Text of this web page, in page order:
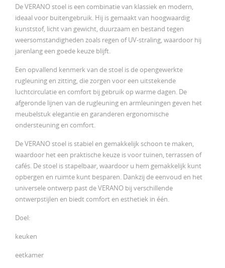
De VERANO stoel is een combinatie van klassiek en modern,
ideaal voor buitengebruik. Hij is gemaakt van hoogwaardig
kunststof, licht van gewicht, duurzaam en bestand tegen
weersomstandigheden zoals regen of UV-straling, waardoor hij
jarenlang een goede keuze blijft.
Een opvallend kenmerk van de stoel is de opengewerkte
rugleuning en zitting, die zorgen voor een uitstekende
luchtcirculatie en comfort bij gebruik op warme dagen. De
afgeronde lijnen van de rugleuning en armleuningen geven het
meubelstuk elegantie en garanderen ergonomische
ondersteuning en comfort.
De VERANO stoel is stabiel en gemakkelijk schoon te maken,
waardoor het een praktische keuze is voor tuinen, terrassen of
cafés. De stoel is stapelbaar, waardoor u hem gemakkelijk kunt
opbergen en ruimte kunt besparen. Dankzij de eenvoud en het
universele ontwerp past de VERANO bij verschillende
ontwerpstijlen en biedt comfort en esthetiek in één.
Doel:
keuken
eetkamer